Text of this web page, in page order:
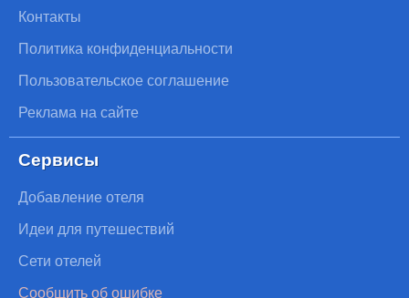
Контакты
Политика конфиденциальности
Пользовательское соглашение
Реклама на сайте
Сервисы
Добавление отеля
Идеи для путешествий
Сети отелей
Сообщить об ошибке